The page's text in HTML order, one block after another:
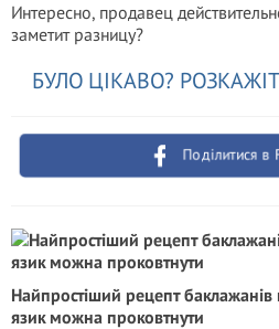
Интересно, продавец
заметит разницу?
БУЛО ЦІКАВО?
Поділитися в
Найпростіший рецепт
язик можна проковтнути